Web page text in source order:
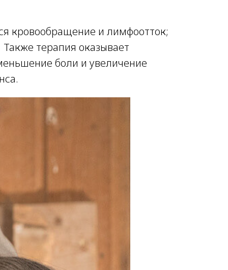
кровообращение и лимфоотток;
терапия оказывает
боли и увеличение